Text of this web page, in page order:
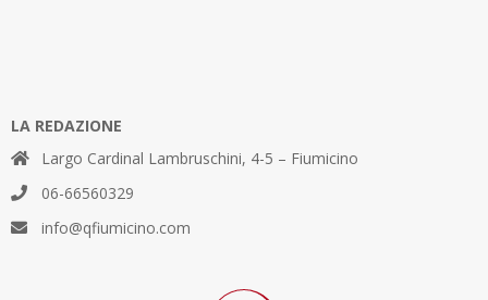
LA REDAZIONE
Largo Cardinal Lambruschini, 4-5 – Fiumicino
06-66560329
info@qfiumicino.com